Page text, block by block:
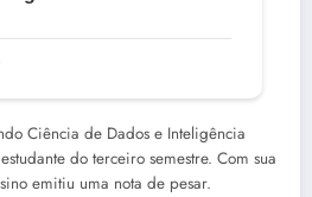
Ciência de Dados e Inteligência
do terceiro semestre. Com sua
emitiu uma nota de pesar.